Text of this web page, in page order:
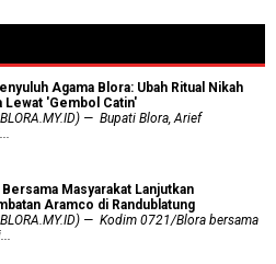
Agama Blora: Ubah Ritual Nikah
Lewat 'Gembol Catin'
— Bupati Blora, Arief
Masyarakat Lanjutkan
Aramco di Randublatung
— Kodim 0721/Blora bersama